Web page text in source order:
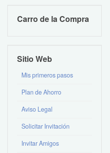
Carro de la Compra
Sitio Web
Mis primeros pasos
Plan de Ahorro
Aviso Legal
Solicitar Invitación
Invitar Amigos